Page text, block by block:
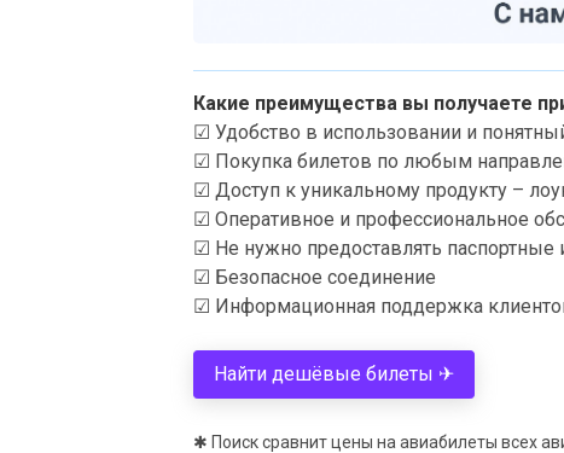
Какие преимущества вы получаете
☑ Удобство в использовании и
☑ Покупка билетов по любым
☑ Доступ к уникальному продукту –
☑ Оперативное и профессиональное
☑ Не нужно предоставлять
☑ Безопасное соединение
☑ Информационная поддержка
Найти дешёвые билеты ✈
✱ Поиск сравнит цены на авиабилеты всех